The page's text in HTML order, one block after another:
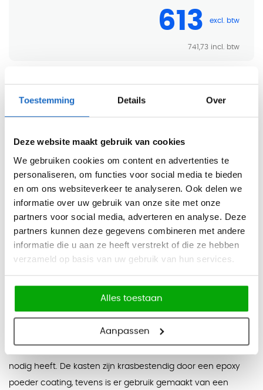
Toestemming Details Over
Deze website maakt gebruik van cookies
We gebruiken cookies om content en advertenties te
personaliseren, om functies voor social media te bieden
en om ons websiteverkeer te analyseren. Ook delen we
informatie over uw gebruik van onze site met onze
partners voor social media, adverteren en analyse. Deze
partners kunnen deze gegevens combineren met andere
informatie die u aan ze heeft verstrekt of die ze hebben
verzameld op basis van uw gebruik van hun services.
Alles toestaan
Aanpassen
613
741,73
- +
Offerte aanvragen
Gratis levering v.a. €750
Inspirerende showroom in Haarlem
nodig heeft. De kasten zijn krasbestendig door een epoxy
poeder coating, tevens is er gebruik gemaakt van een